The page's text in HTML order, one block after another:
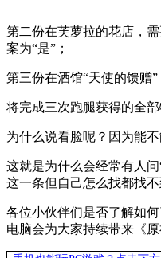
第二份在芙萝拉的花店，
案为“是”；
第三份在酒馆“天使的馈赠
将完成三次跑腿获得的全
为什么说看脸呢？因为能
这就是为什么会经常有人
这一条但自己怎么找都找
各位小伙伴们是否了解如
电脑会为大家持续带来《